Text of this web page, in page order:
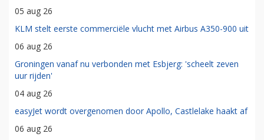
05 aug 26
KLM stelt eerste commerciële vlucht met Airbus A350-900 uit
06 aug 26
Groningen vanaf nu verbonden met Esbjerg: 'scheelt zeven
uur rijden'
04 aug 26
easyJet wordt overgenomen door Apollo, Castlelake haakt af
06 aug 26